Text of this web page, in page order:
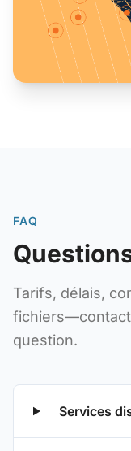
FAQ
Tarifs, délais,
question.
Services